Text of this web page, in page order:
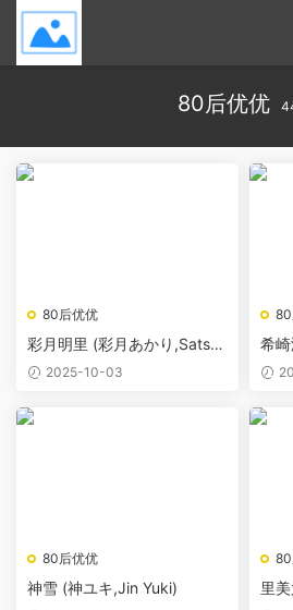
80后优优
80后优优
彩月明里 (彩月あかり,Satsuk
i Akari)
2025-10-03
希
80后优优
神雪 (神ユキ,Jin Yuki)
里